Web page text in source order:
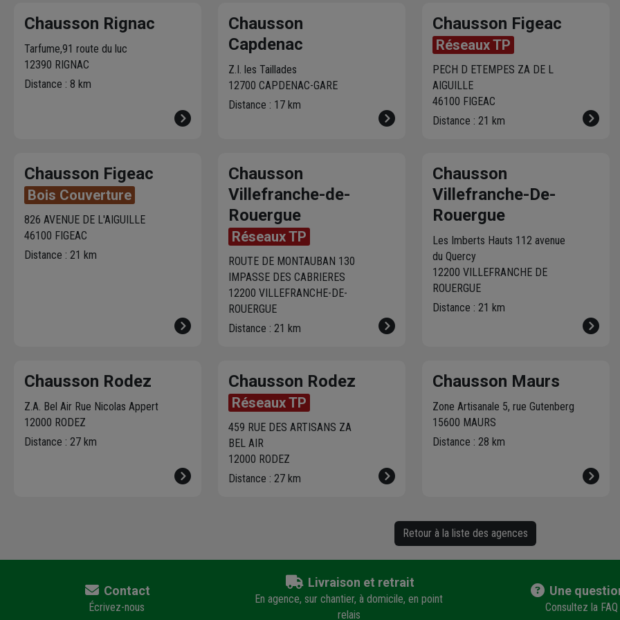
vous proposerons les
produits les plus adaptés à
Devis gratuit.
Livraison sur chantierou
possibilité d’enlever
directement à la centrale
pour vos
petits travaux
Fabrication à partir de 250
Chausson Rignac
Tarfume,91 route du luc
12390 RIGNAC
Distance : 8 km
Chausson
Capdenac
Z.I. les Taillades
12700 CAPDENAC-GARE
Distance : 17 km
Chausson Figeac
Réseaux TP
PECH D ETEMPES ZA DE L
AIGUILLE
46100 FIGEAC
Distance : 21 km
Chausson Figeac
Bois Couverture
826 AVENUE DE L'AIGUILLE
46100 FIGEAC
Distance : 21 km
Chausson
Villefranche-de-
Rouergue
Réseaux TP
ROUTE DE MONTAUBAN 130
IMPASSE DES CABRIERES
12200 VILLEFRANCHE-DE-
ROUERGUE
Distance : 21 km
Chausson
Villefranche-De-
Rouergue
Les Imberts Hauts 112 avenue
du Quercy
12200 VILLEFRANCHE DE
ROUERGUE
Distance : 21 km
Chausson Rodez
Z.A. Bel Air Rue Nicolas Appert
12000 RODEZ
Distance : 27 km
Chausson Rodez
Réseaux TP
459 RUE DES ARTISANS ZA
BEL AIR
12000 RODEZ
Distance : 27 km
Chausson Maurs
Zone Artisanale 5, rue Gutenberg
15600 MAURS
Distance : 28 km
Retour à la liste des agences
Contact
Écrivez-nous
Livraison et retrait
En agence, sur chantier, à domicile, en point
relais
Une
Consultez la FAQ